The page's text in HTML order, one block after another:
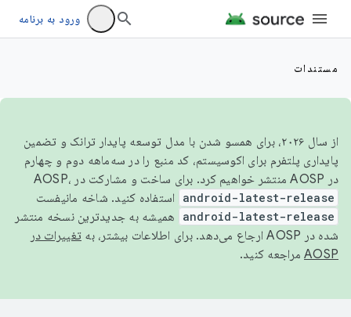
ورود به برنامه
مستندات
از سال ۲۰۲۶، برای همسو شدن با مدل توسعه پایدار ترانک و تضمین
پایداری پلتفرم برای اکوسیستم، کد منبع را در سه‌ماهه دوم و چهارم
در AOSP منتشر خواهیم کرد. برای ساخت و مشارکت در AOSP،
android-latest-release استفاده کنید. شاخه مانیفست
android-latest-release
همیشه به جدیدترین نسخه منتشر
شده در AOSP ارجاع می‌دهد. برای اطلاعات بیشتر، به
تغییرات در
AOSP مراجعه کنید.